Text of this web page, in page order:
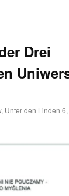
Drei
Unter den Linden